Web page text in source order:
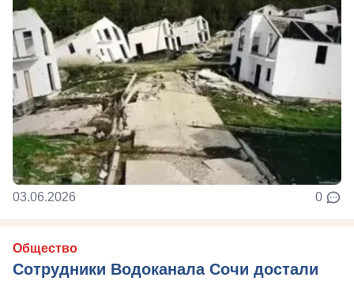
03.06.2026 0
Общество
Сотрудники Водоканала Сочи достали